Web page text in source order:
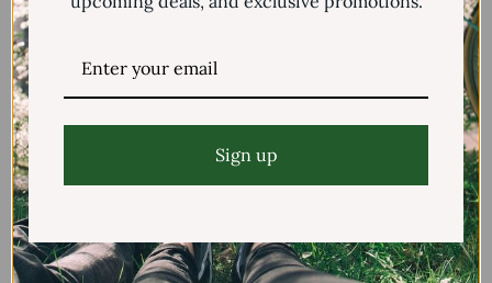
Mayotte (USD
Mexico (USD $)
Mongolia (USD
$)
Sign up